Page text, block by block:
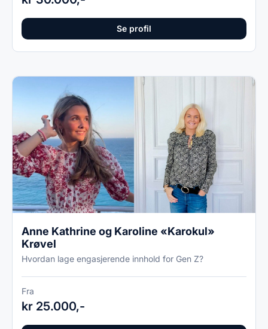
Se profil
Anne Kathrine og Karoline «Karokul»
Krøvel
Hvordan lage engasjerende innhold for Gen Z?
Fra
kr 25.000,-